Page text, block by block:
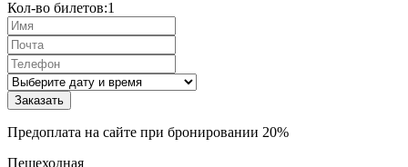
Кол-во билетов:1
Предоплата на сайте при бронировании 20%
Пешеходная